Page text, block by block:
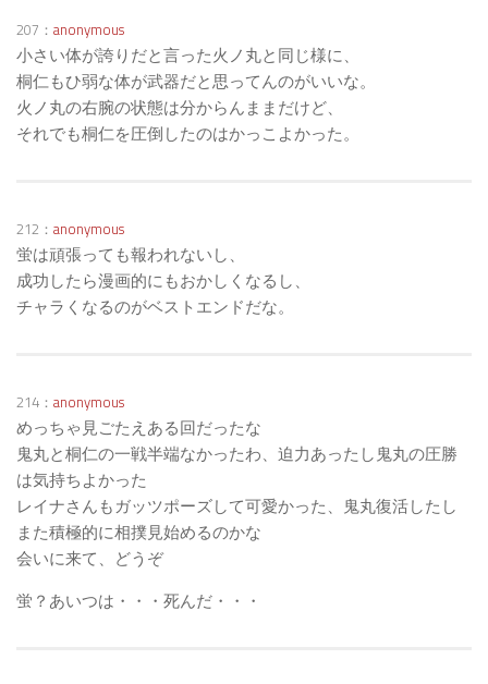
207： anonymous
小さい体が誇りだと言った火ノ丸と同じ様に、
桐仁もひ弱な体が武器だと思ってんのがいいな。
火ノ丸の右腕の状態は分からんままだけど、
それでも桐仁を圧倒したのはかっこよかった。
212： anonymous
蛍は頑張っても報われないし、
成功したら漫画的にもおかしくなるし、
チャラくなるのがベストエンドだな。
214： anonymous
めっちゃ見ごたえある回だったな
鬼丸と桐仁の一戦半端なかったわ、迫力あったし鬼丸の圧勝
は気持ちよかった
レイナさんもガッツポーズして可愛かった、鬼丸復活したし
また積極的に相撲見始めるのかな
会いに来て、どうぞ
蛍？あいつは・・・死んだ・・・